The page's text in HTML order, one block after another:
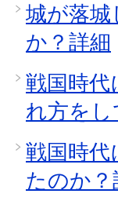
城が落
か？詳細
戦国時代
れ方をし
戦国時代
たのか？